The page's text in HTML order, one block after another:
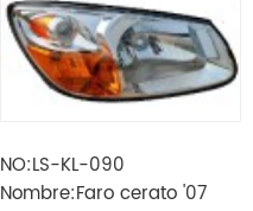
NO:LS-KL-090
Nombre:Faro cerato '07